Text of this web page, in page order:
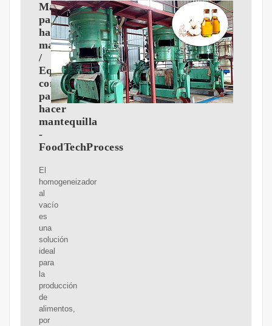
Máquinas
para
hacer
mantequilla
/
Equipos
comerciales
para
hacer
mantequilla
-
FoodTechProcess
El
homogeneizador
al
vacío
es
una
solución
ideal
para
la
producción
de
alimentos,
por